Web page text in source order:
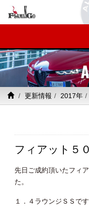
更新情報 2017年
フィアット
先日ご成約頂いたフィ
た。
１．４ラウンジＳＳで